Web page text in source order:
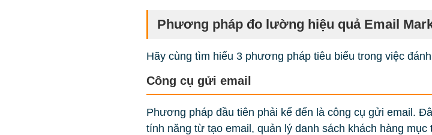
Phương pháp đo lường hiệu quả Email
Hãy cùng tìm hiểu 3 phương pháp tiêu biểu trong việc
Công cụ gửi email
Phương pháp đầu tiên phải kể đến là công cụ gửi email.
tính năng từ tạo email, quản lý danh sách khách hàng